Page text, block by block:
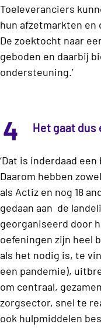
Toeleveranciers
hun afzetmarkten en
De zoektocht naar
geboden en daarbij
ondersteuning.’
4 Het gaat
‘Dat is inderdaad
Daarom hebben
als Actiz en nog 18
gedaan aan de
georganiseerd door
oefeningen zijn heel
als het nodig is, te
een pandemie),
om centraal,
zorgsector, snel te
ook hulpmiddelen